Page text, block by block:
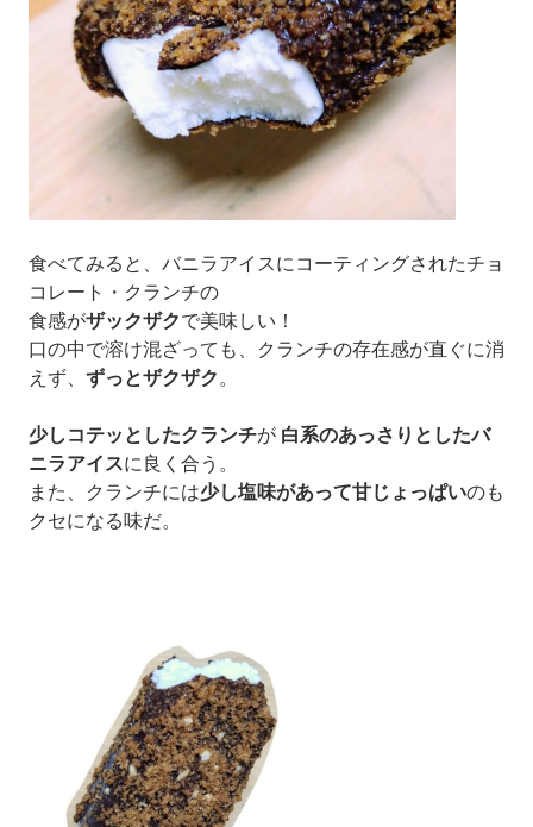
食べてみると、バニラアイスに コーティングされたチョ
コレート・クランチの
食感がザックザクで美味しい！
口の中で溶け混ざっても、クランチの存在感が直ぐに消
えず、 ずっとザクザク 。
少しコテッとしたクランチが 白系のあっさりとしたバ
ニラアイスに 良く合う。
また、クランチには少し塩味があって甘じょっぱいのも
クセになる味だ。